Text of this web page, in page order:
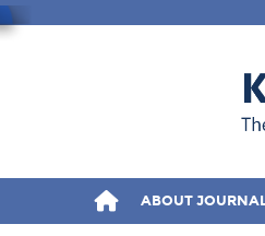
ABOUT